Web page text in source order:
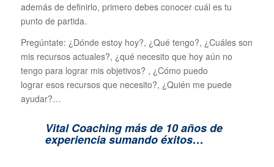
además de definirlo, primero debes conocer cuál es tu
punto de partida.
Pregúntate: ¿Dónde estoy hoy?, ¿Qué tengo?, ¿Cuáles son
mis recursos actuales?, ¿qué necesito que hoy aún no
tengo para lograr mis objetivos? , ¿Cómo puedo
lograr esos recursos que necesito?, ¿Quién me puede
ayudar?…
Vital Coaching más de 10 años de
experiencia sumando éxitos…